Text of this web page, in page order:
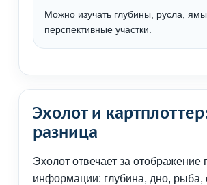
Можно изучать глубины, русла,
перспективные участки.
Эхолот и
разница
Эхолот отвечает за отображение
информации: глубина, дно, рыба,